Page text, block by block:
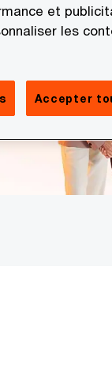
et
les
Accepter